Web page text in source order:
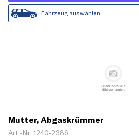
Fahrzeug auswählen
Mutter, Abgaskrümmer
Art.-Nr. 1240-2386